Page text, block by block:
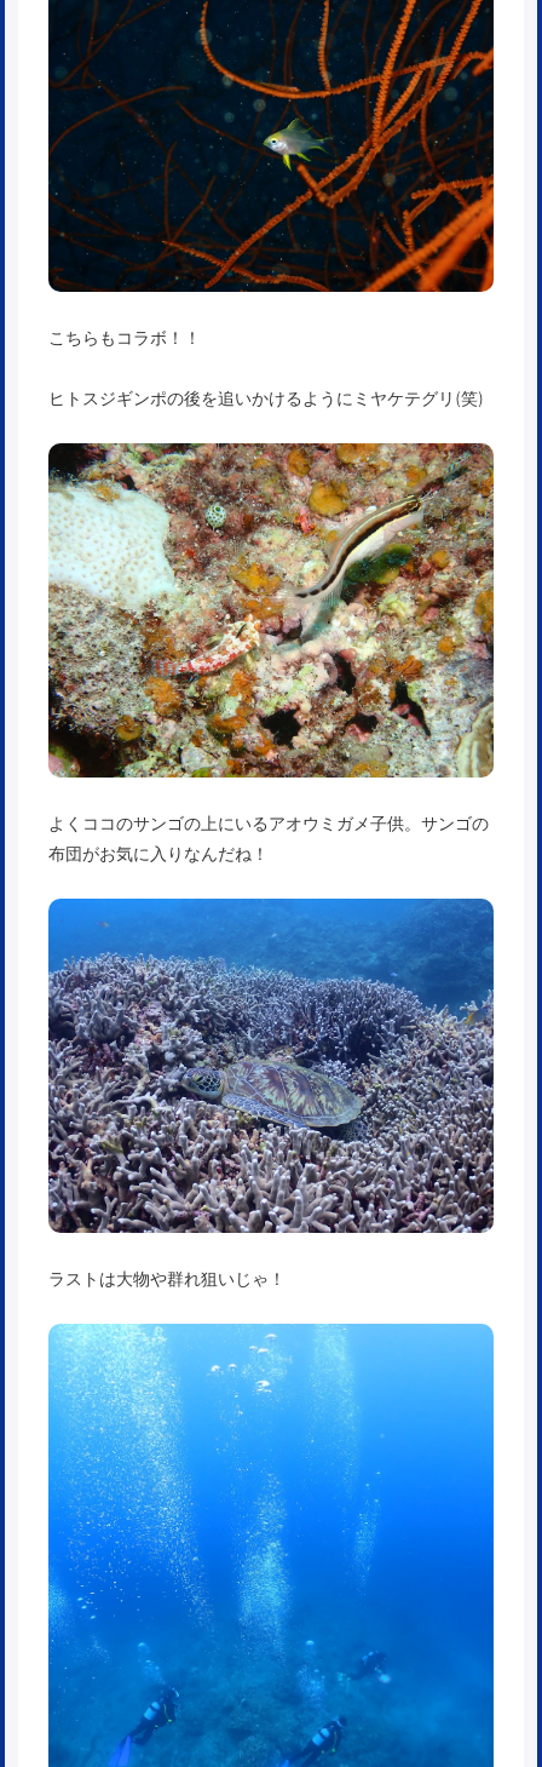
こちらもコラボ！！
ヒトスジギンポの後を追いかけるようにミヤケテグリ(笑)
よくココのサンゴの上にいるアオウミガメ子供。サンゴの
布団がお気に入りなんだね！
ラストは大物や群れ狙いじゃ！